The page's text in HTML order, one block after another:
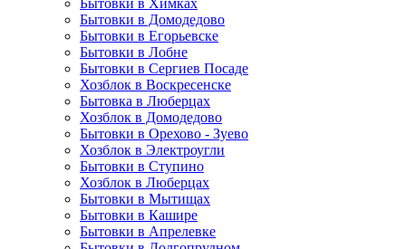
Бытовки в Химках
Бытовки в Домодедово
Бытовки в Егорьевске
Бытовки в Лобне
Бытовки в Сергиев Посаде
Хозблок в Воскресенске
Бытовка в Люберцах
Хозблок в Домодедово
Бытовки в Орехово - Зуево
Хозблок в Электроугли
Бытовки в Ступино
Хозблок в Люберцах
Бытовки в Мытищах
Бытовки в Кашире
Бытовки в Апрелевке